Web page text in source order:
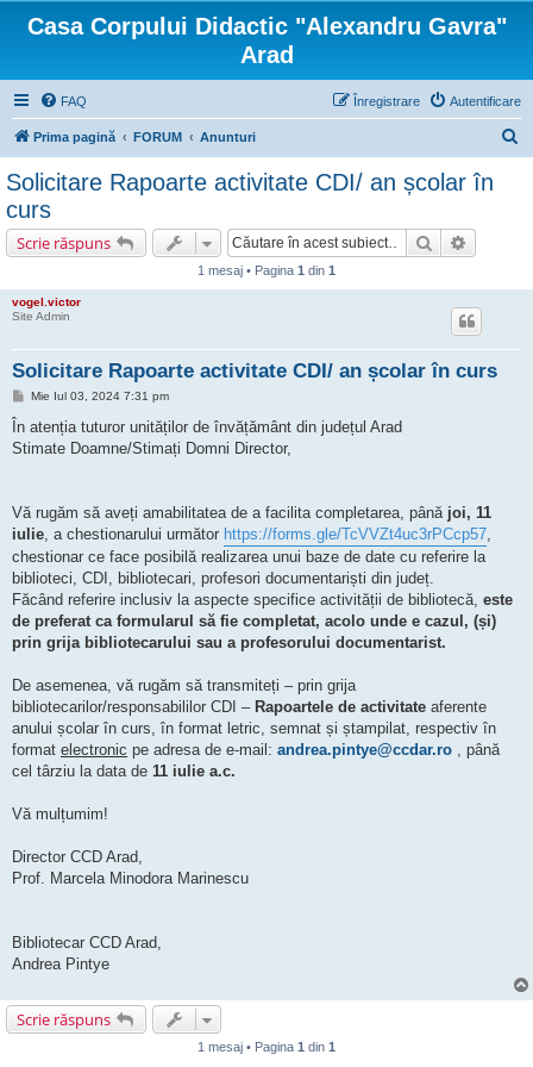
Casa Corpului Didactic "Alexandru Gavra"
Arad
FAQ Autentificare
Înregistrare
Prima pagină FORUM Anunturi
Solicitare Rapoarte activitate CDI/ an școlar în
curs
Scrie răspuns Căutare
1 mesaj • Pagina 1 din 1
vogel.victor
Site Admin
Solicitare Rapoarte activitate CDI/ an școlar în curs
M
s
j
Mie Iul 03, 2024 7:31 pm
În atenția tuturor unităților de învățământ din județul Arad
Stimate Doamne/Stimați Domni Director,
Vă rugăm să aveți amabilitatea de a facilita completarea, până joi, 11
iulie, a chestionarului următor https://forms.gle/TcVVZt4uc3rPCcp57,
chestionar ce face posibilă realizarea unui baze de date cu referire la
biblioteci, CDI, bibliotecari, profesori documentariști din județ.
Făcând referire inclusiv la aspecte specifice activității de bibliotecă, este
de preferat ca formularul să fie completat, acolo unde e cazul, (și)
prin grija bibliotecarului sau a profesorului documentarist.
De asemenea, vă rugăm să transmiteți – prin grija
bibliotecarilor/responsabililor CDI – Rapoartele de activitate aferente
anului școlar în curs, în format letric, semnat și ștampilat, respectiv în
format electronic pe adresa de e-mail: andrea.pintye@ccdar.ro , până
cel târziu la data de 11 iulie a.c.
Vă mulțumim!
Director CCD Arad,
Prof. Marcela Minodora Marinescu
Bibliotecar CCD Arad,
Andrea Pintye
Scrie răspuns
1 mesaj • Pagina 1 din 1